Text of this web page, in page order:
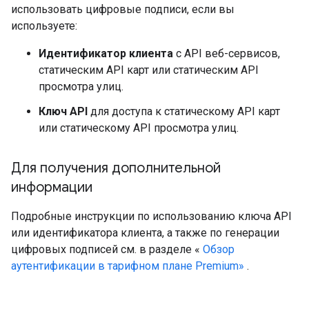
использовать цифровые подписи, если вы
используете:
Идентификатор клиента с API веб-сервисов,
статическим API карт или статическим API
просмотра улиц.
Ключ API для доступа к статическому API карт
или статическому API просмотра улиц.
Для получения дополнительной
информации
Подробные инструкции по использованию ключа API
или идентификатора клиента, а также по генерации
цифровых подписей см. в разделе « Обзор
аутентификации в тарифном плане Premium» .